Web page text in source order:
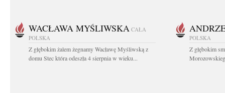
WACŁAWA MYŚLIWSKA CAŁA
POLSKA
Z głębokim żalem żegnamy Wacławę Myśliwską z
domu Stec która odeszła 4 sierpnia w wieku...
POLSKA
Z głębokim